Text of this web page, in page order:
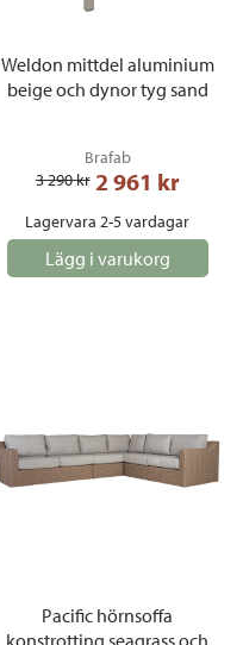
Weldon mittdel aluminium
beige och dynor tyg sand
Brafab
3 290 kr 2 961 kr
Lagervara 2-5 vardagar
Lägg i varukorg
Pacific hörnsoffa
konstrotting seagrass och